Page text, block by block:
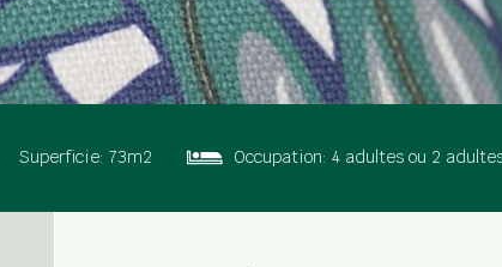
Superficie: 73m2 Occupation: 4 adultes ou 2